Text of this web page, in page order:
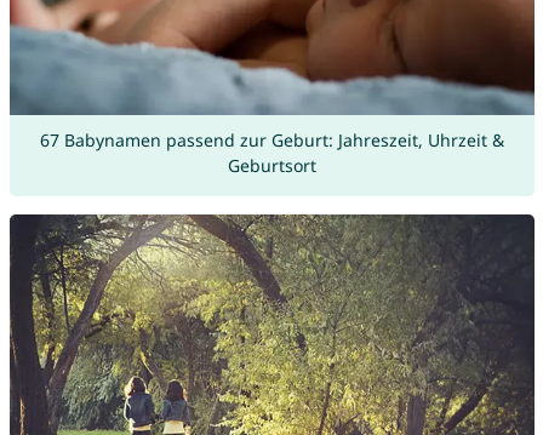
67 Babynamen passend zur Geburt: Jahreszeit, Uhrzeit &
Geburtsort